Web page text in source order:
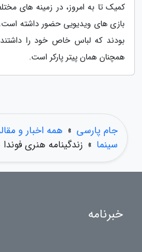
کمیک تا به امروز، در زمینه های
بازی های ویدیویی حضور داشته
بودند که لباس خاص خود را داشتند
همچنان همان پیتر پارکر است.
جام پارسی » همه اخبار و
سینما » زندگینامه هنری
خبرنامه